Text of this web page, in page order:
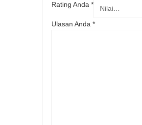
Rating Anda *
Ulasan Anda *